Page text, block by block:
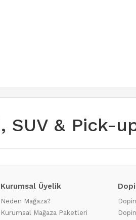
SUV & Pick-
Kurumsal Üyelik
Neden Mağaza?
Kurumsal Mağaza Paketleri